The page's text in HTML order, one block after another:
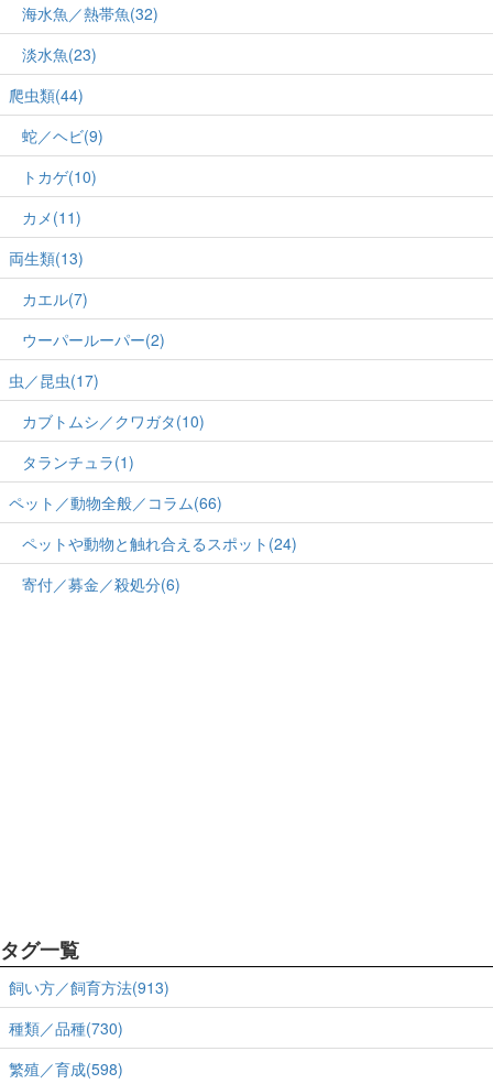
海水魚／熱帯魚(32)
淡水魚(23)
爬虫類(44)
蛇／ヘビ(9)
トカゲ(10)
カメ(11)
両生類(13)
カエル(7)
ウーパールーパー(2)
虫／昆虫(17)
カブトムシ／クワガタ(10)
タランチュラ(1)
ペット／動物全般／コラム(66)
ペットや動物と触れ合えるスポット(24)
寄付／募金／殺処分(6)
タグ一覧
飼い方／飼育方法(913)
種類／品種(730)
繁殖／育成(598)